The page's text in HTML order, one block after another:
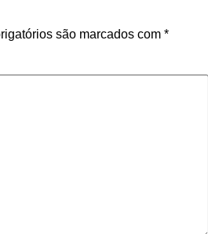
são marcados com *